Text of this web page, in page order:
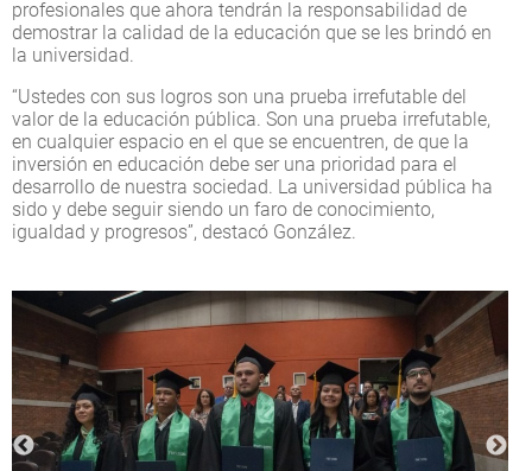
profesionales que ahora tendrán la responsabilidad de
demostrar la calidad de la educación que se les brindó en
la universidad.
“Ustedes con sus logros son una prueba irrefutable del
valor de la educación pública. Son una prueba irrefutable,
en cualquier espacio en el que se encuentren, de que la
inversión en educación debe ser una prioridad para el
desarrollo de nuestra sociedad. La universidad pública ha
sido y debe seguir siendo un faro de conocimiento,
igualdad y progresos”, destacó González.